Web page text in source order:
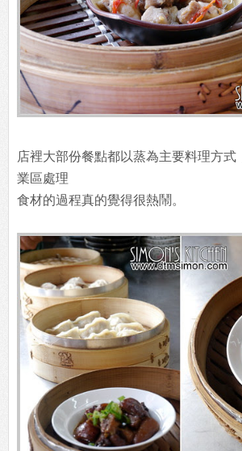
店裡大部份餐點都以蒸為主要料理方式
業區處理
食材的過程真的覺得很熱鬧。